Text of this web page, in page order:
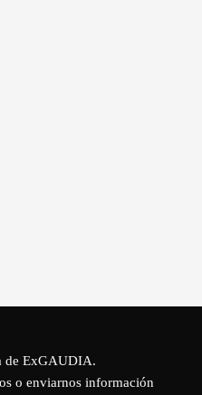
de ExGAUDIA.
o enviarnos información